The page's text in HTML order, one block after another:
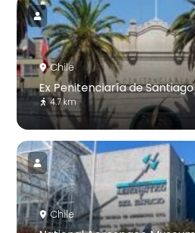
Chile
Ex Penitenciaría de Santiago
4.7 km
Chile